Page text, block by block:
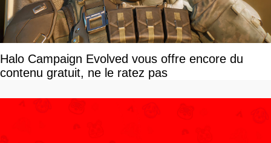
Halo Campaign Evolved vous offre encore du
contenu gratuit, ne le ratez pas